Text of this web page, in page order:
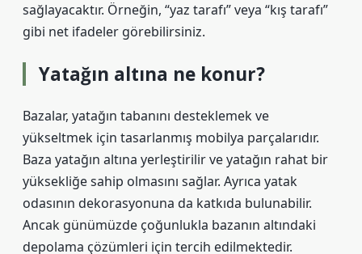
sağlayacaktır. Örneğin, “yaz tarafı” veya “kış tarafı”
gibi net ifadeler görebilirsiniz.
Yatağın altına ne konur?
Bazalar, yatağın tabanını desteklemek ve
yükseltmek için tasarlanmış mobilya parçalarıdır.
Baza yatağın altına yerleştirilir ve yatağın rahat bir
yüksekliğe sahip olmasını sağlar. Ayrıca yatak
odasının dekorasyonuna da katkıda bulunabilir.
Ancak günümüzde çoğunlukla bazanın altındaki
depolama çözümleri için tercih edilmektedir.